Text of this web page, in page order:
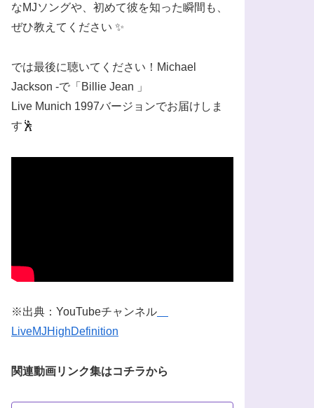
なMJソングや、初めて彼を知った瞬間も、
ぜひ教えてください ✨
では最後に聴いてください！Michael
Jackson -で「Billie Jean 」
Live Munich 1997バージョンでお届けしま
す🕺
※出典：YouTubeチャンネル
LiveMJHighDefinition
関連動画リンク集はコチラから